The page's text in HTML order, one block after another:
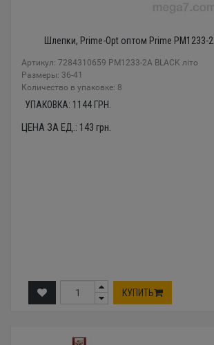
Шлепки, Prime-Opt оптом Prime PM1233-
Артикул: 7284310659 PM1233-2A BLACK літо
Размеры: 36-41
Количество в упаковке: 8
УПАКОВКА: 1144 ГРН.
ЦЕНА ЗА ЕД.: 143 грн.
КУПИТЬ